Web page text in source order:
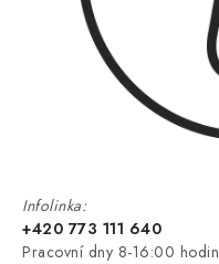
Infolinka:
+420 773 111 640
Pracovní dny 8-16:00 hodin